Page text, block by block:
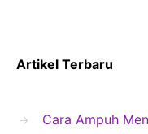
Artikel Terbaru
Cara Ampuh